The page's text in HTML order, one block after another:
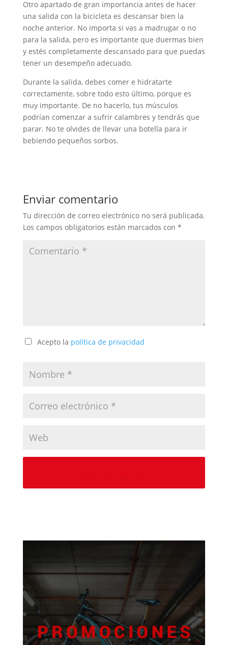
Otro apartado de gran importancia antes de hacer
una salida con la bicicleta es descansar bien la
noche anterior. No importa si vas a madrugar o no
para la salida, pero es importante que duermas bien
y estés completamente descansado para que puedas
tener un desempeño adecuado.
Durante la salida, debes comer e hidratarte
correctamente, sobre todo esto último, porque es
muy importante. De no hacerlo, tus músculos
podrían comenzar a sufrir calambres y tendrás que
parar. No te olvides de llevar una botella para ir
bebiendo pequeños sorbos.
Enviar comentario
Tu dirección de correo electrónico no será publicada.
Los campos obligatorios están marcados con *
Acepto la política de privacidad